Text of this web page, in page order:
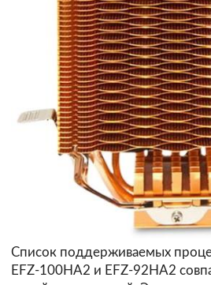
Список поддерживаемых
EFZ-100HA2 и EFZ-92HA2